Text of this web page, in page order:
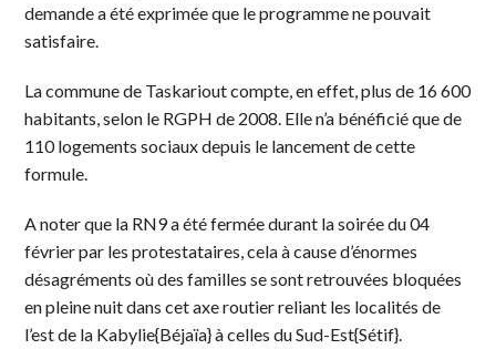
demande a été exprimée que le programme ne pouvait
satisfaire.
La commune de Taskariout compte, en effet, plus de 16 600
habitants, selon le RGPH de 2008. Elle n’a bénéficié que de
110 logements sociaux depuis le lancement de cette
formule.
A noter que la RN9 a été fermée durant la soirée du 04
février par les protestataires, cela à cause d’énormes
désagréments où des familles se sont retrouvées bloquées
en pleine nuit dans cet axe routier reliant les localités de
l’est de la Kabylie{Béjaïa} à celles du Sud-Est{Sétif}.